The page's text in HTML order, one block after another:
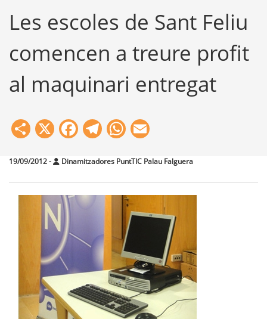
Herramientas
Les escoles de Sant Feliu
comencen a treure profit
al maquinari entregat
Share
X Facebook
Telegram
WhatsApp
19/09/2012- Dinamitzadores PuntTIC Palau Falguera